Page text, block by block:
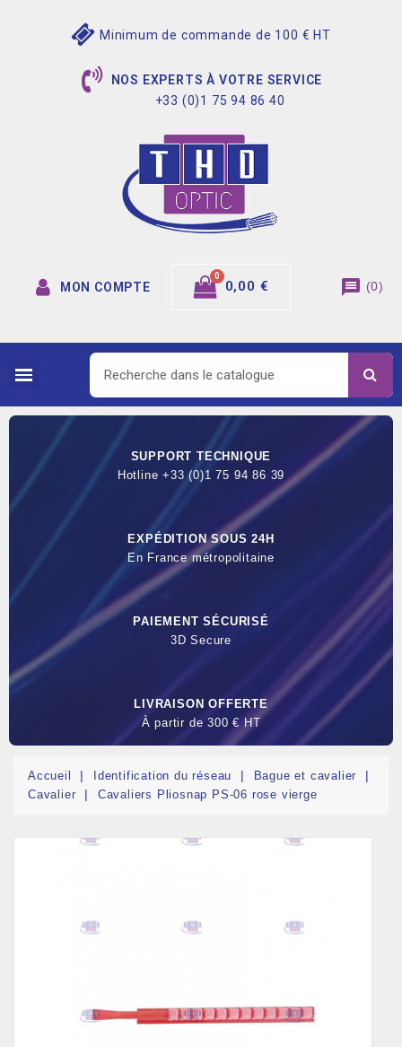
Minimum de commande de 100 € HT
NOS EXPERTS À VOTRE SERVICE
+33 (0)1 75 94 86 40
MON COMPTE 0,00 € message (0)
SUPPORT TECHNIQUE
Hotline +33 (0)1 75 94 86 39
EXPÉDITION SOUS 24H
En France métropolitaine
PAIEMENT SÉCURISÉ
3D Secure
LIVRAISON OFFERTE
À partir de 300 € HT
Accueil Identification du réseau
Bague et cavalier
Cavalier
Cavaliers Pliosnap PS-06 rose vierge